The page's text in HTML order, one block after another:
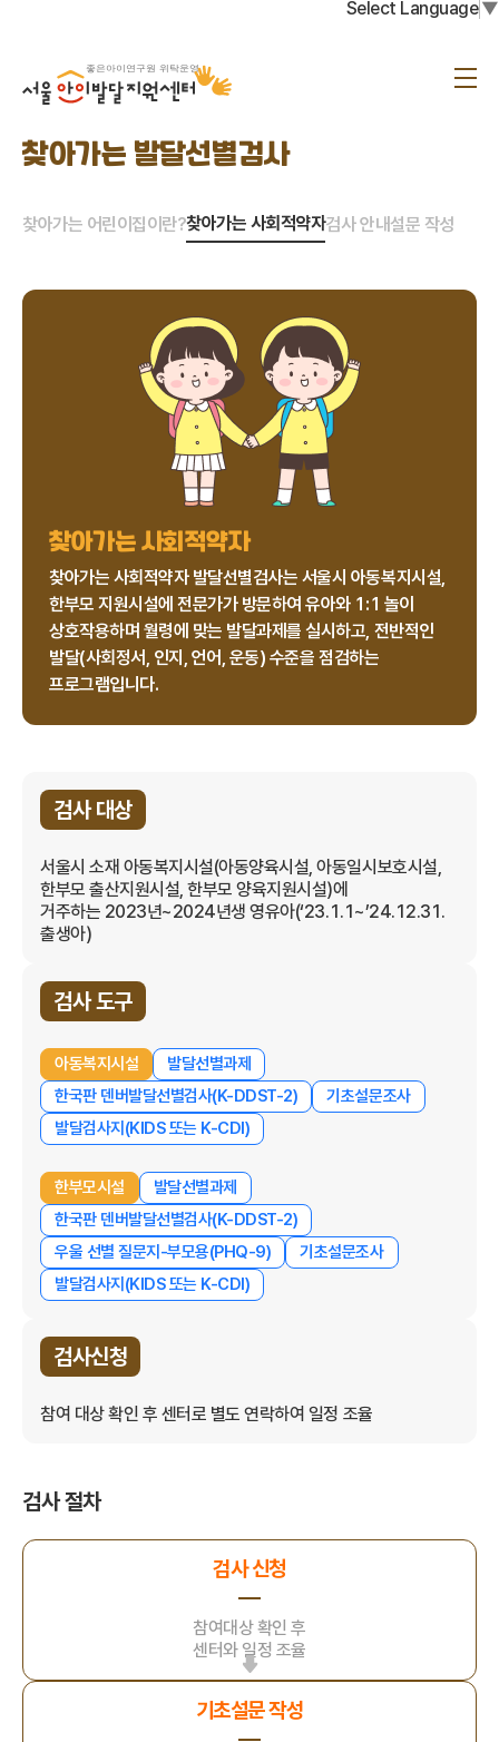
Select Language▼
아
달
지
터
메
찾아가는 발달선별검사
찾아가는 어린이집이란?찾아가는 사회적약자검사 안내설문 작성
찾아가는 사회적약자
찾아가는 사회적약자 발달선별검사는 서울시 아동복지시설,
한부모 지원시설에 전문가가 방문하여 유아와 1:1 놀이
상호작용하며 월령에 맞는 발달과제를 실시하고, 전반적인
발달(사회정서, 인지, 언어, 운동) 수준을 점검하는
프로그램입니다.
검사 대상
서울시 소재 아동복지시설(아동양육시설, 아동일시보호시설,
한부모 출산지원시설, 한부모 양육지원시설)에
거주하는 2023년~2024년생 영유아(‘23.1.1~’24.12.31.
출생아)
검사 도구
아동복지시설
발달선별과제
한국판 덴버발달선별검사(K-DDST-2)
기초설문조사
발달검사지(KIDS 또는 K-CDI)
한부모시설
발달선별과제
한국판 덴버발달선별검사(K-DDST-2)
우울 선별 질문지-부모용(PHQ-9)
기초설문조사
발달검사지(KIDS 또는 K-CDI)
검사신청
참여 대상 확인 후 센터로 별도 연락하여 일정 조율
검사 절차
검사 신청
참여대상 확인 후
센터와 일정 조율
기초설문 작성